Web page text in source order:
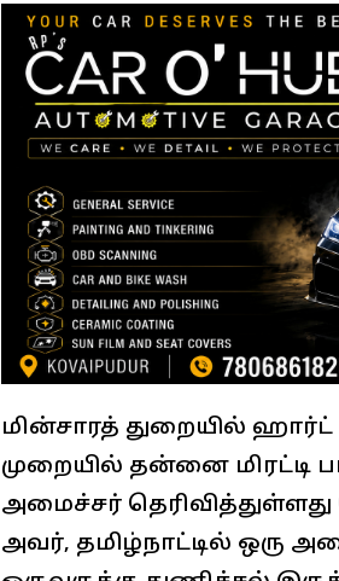
மின்சாரத் துறையில்
முறையில் தன்னை மிரட்டி
அமைச்சர்
அவர், தமிழ்நாட்டில் ஒரு